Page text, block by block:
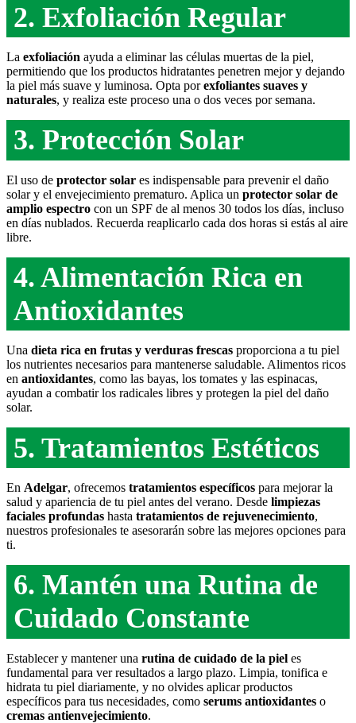
2. Exfoliación Regular
La exfoliación ayuda a eliminar las células muertas de la piel,
permitiendo que los productos hidratantes penetren mejor y dejando
la piel más suave y luminosa. Opta porexfoliantes suaves y
naturales, y realiza este proceso una o dos veces por semana.
3. Protección Solar
El uso de protector solar es indispensable para prevenir el daño
solar y el envejecimiento prematuro. Aplica un protector solar de
amplio espectro con un SPF de al menos 30 todos los días, incluso
en días nublados. Recuerda reaplicarlo cada dos horas si estás al aire
libre.
4. Alimentación Rica en
Antioxidantes
Una dieta rica en frutas y verduras frescas proporciona a tu piel
los nutrientes necesarios para mantenerse saludable. Alimentos ricos
en antioxidantes, como las bayas, los tomates y las espinacas,
ayudan a combatir los radicales libres y protegen la piel del daño
solar.
5. Tratamientos Estéticos
En Adelgar, ofrecemos tratamientos específicos para mejorar la
salud y apariencia de tu piel antes del verano. Desde limpiezas
faciales profundas hasta tratamientos de rejuvenecimiento,
nuestros profesionales te asesorarán sobre las mejores opciones para
ti.
6. Mantén una Rutina de
Cuidado Constante
Establecer y mantener una rutina de cuidado de la piel es
fundamental para ver resultados a largo plazo. Limpia, tonifica e
hidrata tu piel diariamente, y no olvides aplicar productos
específicos para tus necesidades, como serums antioxidantes o
cremas antienvejecimiento.